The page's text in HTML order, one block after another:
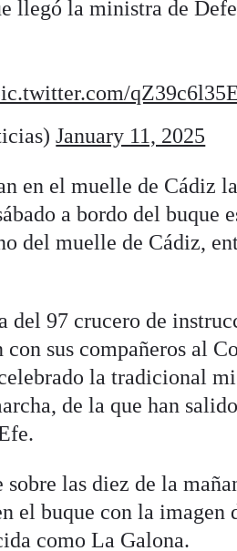
llegó la ministra de
January 11, 2025
en el muelle de Cádiz
a bordo del buque
del muelle de Cádiz,
del 97 crucero de
sus compañeros al
la tradicional
de la que han
las diez de la
el buque con la imagen
como La Galona.